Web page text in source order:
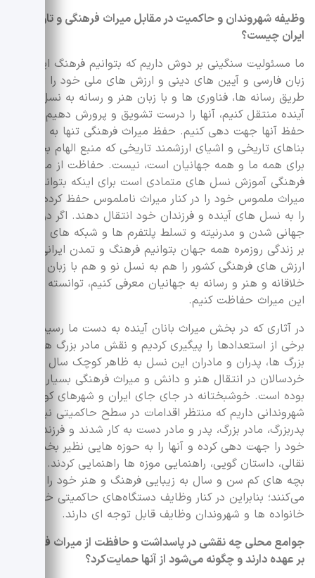
وظیفه شهروندان و حاکمیت در مقابل میراث فرهنگی و تاریخی
ایران چیست؟
ما مسئولیت سنگینی بر دوش داریم که بتوانیم فرهنگ ایرانی،
زبان فارسی و آیین های دینی و ارزش های ملی خود را از
طریق رسانه ها، فناوری ها و با زبان هنر و رسانه به نسل های
آینده منتقل کنیم، آنها را درست تشویق و پرورش دهیم و برای
حفظ آنها جهت دهی کنیم. حفظ میراث فرهنگی تنها به حفظ
بناهای تاریخی و اشیای ارزشمند تاریخی که منبع الهام بخشی
برای همه ما و همه جهانیان است، نیست. حفاظت از میراث
فرهنگی آموزش نسل های متمادی است برای اینکه بتوانند
میراث ملموس خود را در کنار میراث ناملموس حفظ کرده و آن
را به نسل های آینده و فرزندان خود انتقال دهند. اگر در روزگار
جهانی شدن و مدرنیته و تسلط پلتفرم ها و شبکه های جهانی
بر زندگی روزمره همه جهان بتوانیم فرهنگ و تمدن ایرانی و
ارزش های فرهنگی کشور را هم به نسل نو و هم با زبان
خلاقانه و هنر و رسانه به جهانیان معرفی کنیم، توانسته ایم از
این میراث حفاظت کنیم.
در آثاری که در بخش میراث بانان آینده به دست ما رسیده،
برخی از استعدادها را پیگیری کردیم و نقش مادر بزرگ ها، پدر
بزرگ ها، پدران و مادران این نسل به ظاهر کوچک سال و
خردسالان در انتقال هنر و دانش و میراث فرهنگی بسیار مهم
بوده است. خوشبختانه در جای جای ایران و شهرهای کوچک
شهروندانی داریم که منتظر اقدامات در سطح حاکمیتی نبودند.
پدربزرگ، مادر بزرگ، پدر و مادر دست به کار شدند و فرزندان
خود را جهت دهی کرده و آنها را به حوزه هایی نظیر بخش
نقالی، داستان گویی، راهنمایی موزه ها راهنمایی کردند. این
بچه های کم سن و سال به زیبایی فرهنگ و هنر خود را روایت
می‌کنند؛ بنابراین در کنار وظایف دستگاه‌های حاکمیتی خود
خانواده ها و شهروندان وظایف قابل توجه ای دارند.
جوامع محلی چه نقشی در پاسداشت و حافظت از میراث فرهنگی
بر عهده دارند و چگونه می‌شود از آنها حمایت‌کرد؟